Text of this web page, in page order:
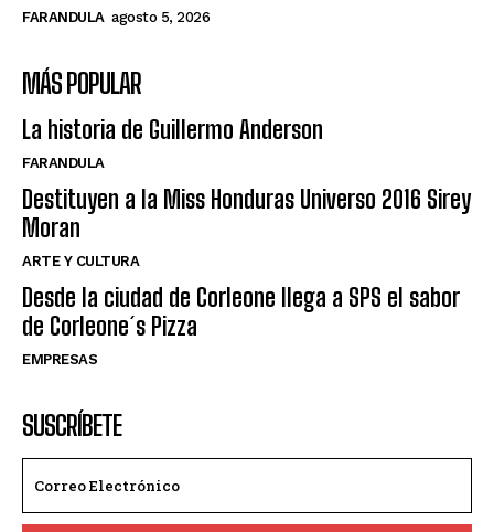
FARANDULA agosto 5, 2026
MÁS POPULAR
La historia de Guillermo Anderson
FARANDULA
Destituyen a la Miss Honduras Universo 2016 Sirey
Moran
ARTE Y CULTURA
Desde la ciudad de Corleone llega a SPS el sabor
de Corleone´s Pizza
EMPRESAS
SUSCRÍBETE